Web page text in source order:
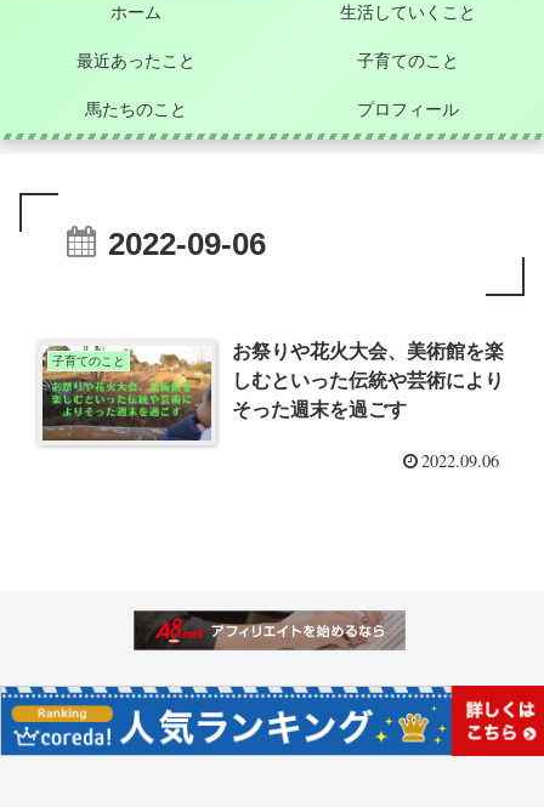
ホーム 生活していくこと
最近あったこと 子育てのこと
馬たちのこと プロフィール
2022-09-06
子育てのこと
お祭りや花火大会、美術館を楽
しむといった伝統や芸術により
そった週末を過ごす
2022.09.06